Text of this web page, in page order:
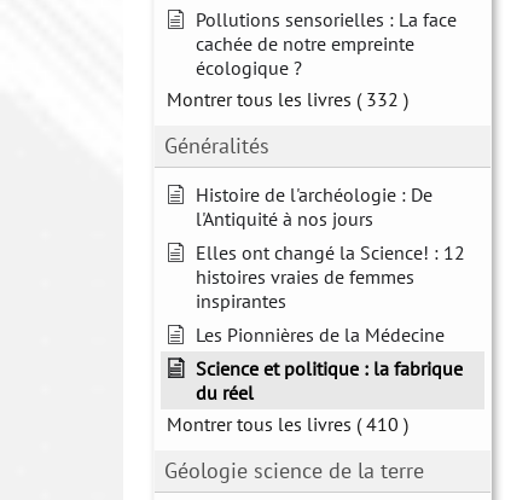
Pollutions sensorielles : La face
cachée de notre empreinte
écologique ?
Montrer tous les livres ( 332 )
Généralités
Histoire de l'archéologie : De
l'Antiquité à nos jours
Elles ont changé la Science! : 12
histoires vraies de femmes
inspirantes
Les Pionnières de la Médecine
Science et politique : la fabrique
du réel
Montrer tous les livres ( 410 )
Géologie science de la terre